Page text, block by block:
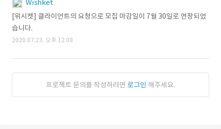
Wishket
[위시켓] 클라이언트의 요청으로 모집 마감일이 7월 30일로 연장되었
습니다.
2020.07.23. 오후 12:08
프로젝트 문의를 작성하려면 로그인 해주세요.